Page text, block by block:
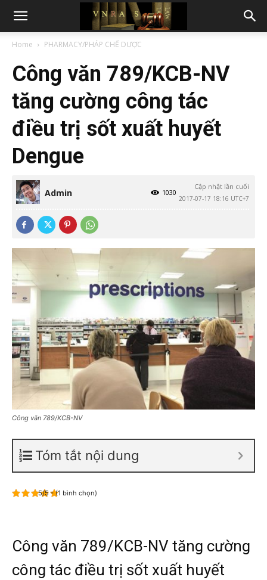
Home PHARMACY/PHÁP CHẾ DƯỢC
Công văn 789/KCB-NV
tăng cường công tác
điều trị sốt xuất huyết
Dengue
Admin
Cập nhật lần cuối
2017-07-17 18:16 UTC+7
1030
Công văn 789/KCB-NV
Tóm tắt nội dung
5/5 - (1 bình chọn)
Công văn 789/KCB-NV tăng cường
công tác điều trị sốt xuất huyết